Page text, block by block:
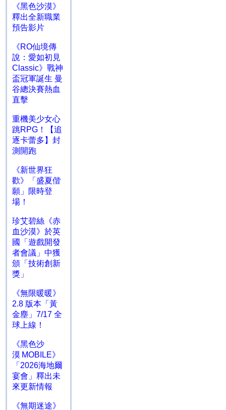
《黑色沙漠》
釋出全新職業
預告影片
《RO仙境傳
說：愛如初見
Classic》戰神
盃冠軍誕生 曼
谷總決賽熱血
直擊
重機美少女心
跳RPG！【追
逐卡蕾多】封
測開跑
《新世界狂
歡》「盛夏偕
願」限時登
場！
珍艾碧絲《赤
血沙漠》於英
國「遊戲開發
者會議」中獲
頒「技術創新
獎」
《無限暖暖》
2.8 版本「黃
金塵」7/17 全
球上線！
《黑色沙
漠 MOBILE》
「2026海地爾
宴會」釋出未
來更新情報
《無期迷途》